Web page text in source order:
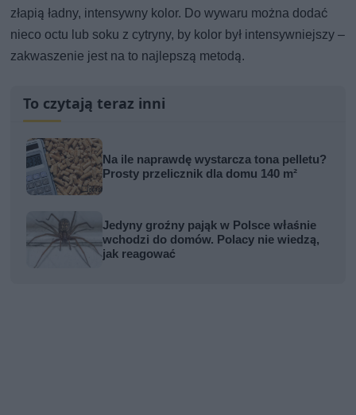
złapią ładny, intensywny kolor. Do wywaru można dodać
nieco octu lub soku z cytryny, by kolor był intensywniejszy –
zakwaszenie jest na to najlepszą metodą.
To czytają teraz inni
Na ile naprawdę wystarcza tona pelletu?
Prosty przelicznik dla domu 140 m²
Jedyny groźny pająk w Polsce właśnie
wchodzi do domów. Polacy nie wiedzą,
jak reagować